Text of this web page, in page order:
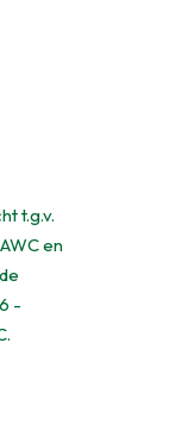
t.g.v.
en
-